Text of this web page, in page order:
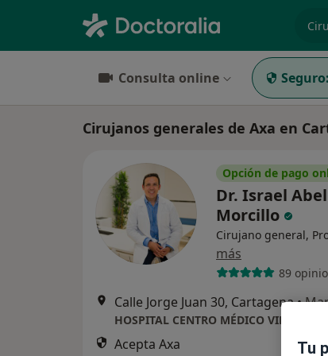
Consulta online Seguro:
Cirujanos generales de Axa en
Opción de pago
Dr. Israel
Morcillo
Cirujano general,
más
89
Calle Jorge Juan 30, Cartagena•
HOSPITAL CENTRO MÉDICO VIRGEN DE
Acepta Axa
Tu